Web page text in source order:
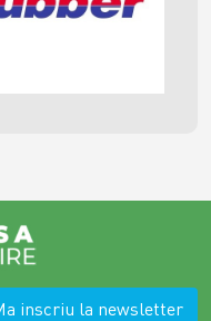
inscriu la newsletter